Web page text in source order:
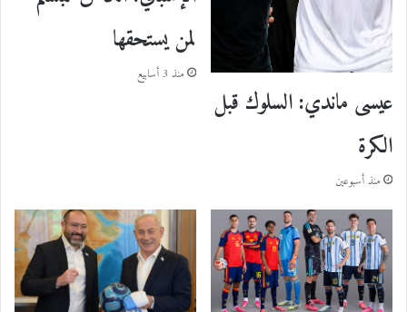
عيسى ماندي: السلوك قبل
الكرة
منذ أسبوعين
لمن يستحقها
منذ 3 أسابيع